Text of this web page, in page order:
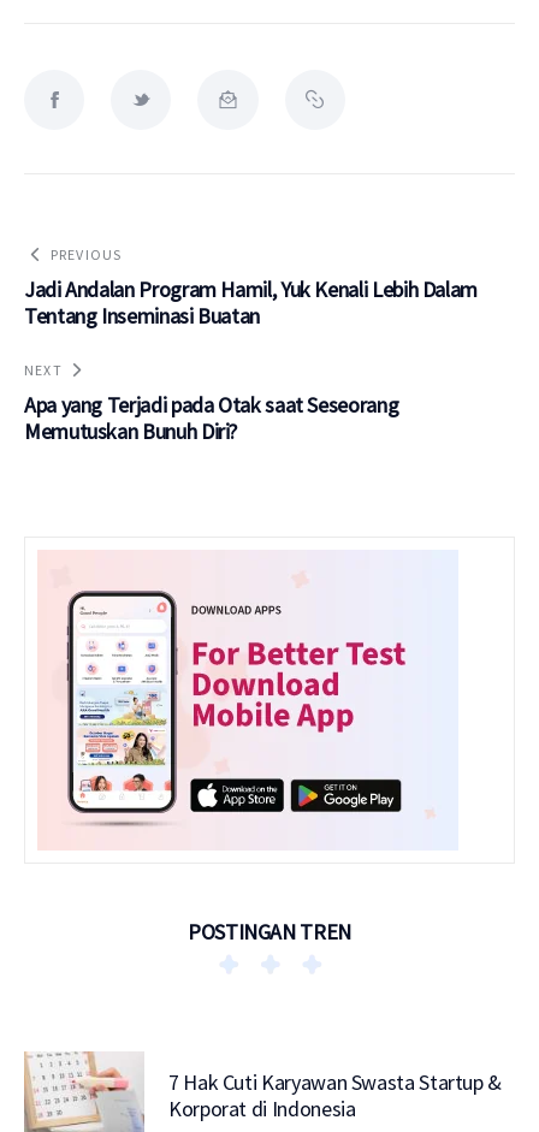
PREVIOUS
Jadi Andalan Program Hamil, Yuk Kenali Lebih Dalam
Tentang Inseminasi Buatan
NEXT
Apa yang Terjadi pada Otak saat Seseorang
Memutuskan Bunuh Diri?
POSTINGAN TREN
7 Hak Cuti Karyawan Swasta Startup &
Korporat di Indonesia